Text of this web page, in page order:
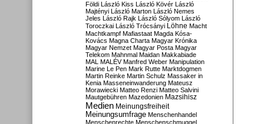
Földi László Kiss László Kövér László
Majtényi László Marton László Nemes
Jeles László Rajk László Sólyom László
Toroczkai László Trócsányi Löhne Macht
Machtkampf Mafiastaat Magda Kósa-
Kovács Magna Charta Magyar Krónika
Magyar Nemzet Magyar Posta Magyar
Telekom Mahnmal Maidan Makkabiade
MAL MALÉV Manfred Weber Manipulation
Marine Le Pen Mark Rutte Marktdogmen
Martin Reinke Martin Schulz Massaker in
Kenia Masseneinwanderung Mateusz
Morawiecki Matteo Renzi Matteo Salvini
Mautgebühren Mazedonien Mazsihisz
Medien Meinungsfreiheit
Meinungsumfrage Menschenhandel
Menschenrechte Menschenschmuggel